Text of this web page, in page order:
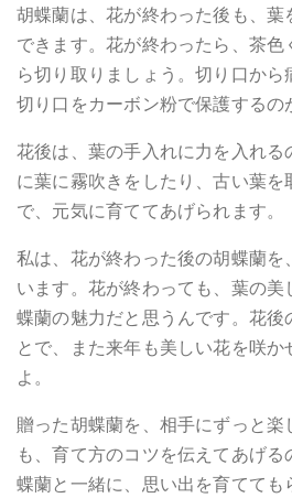
胡蝶蘭は、花が終わった後も、
できます。花が終わったら、茶
ら切り取りましょう。切り口から
切り口をカーボン粉で保護するの
花後は、葉の手入れに力を入れ
に葉に霧吹きをしたり、古い葉を
で、元気に育ててあげられます。
私は、花が終わった後の胡蝶蘭を
います。花が終わっても、葉の
蝶蘭の魅力だと思うんです。花後
とで、また来年も美しい花を咲
よ。
贈った胡蝶蘭を、相手にずっと
も、育て方のコツを伝えてあげ
蝶蘭と一緒に、思い出を育てても